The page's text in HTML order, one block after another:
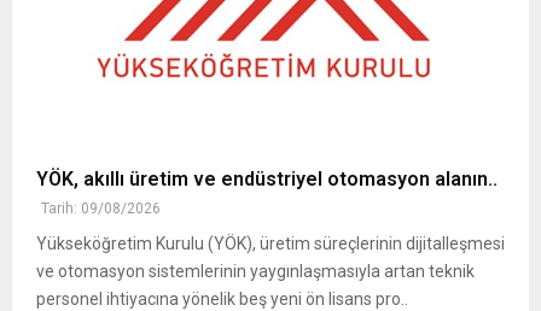
YÖK, akıllı üretim ve endüstriyel otomasyon alanın..
Tarih: 09/08/2026
Yükseköğretim Kurulu (YÖK), üretim süreçlerinin dijitalleşmesi
ve otomasyon sistemlerinin yaygınlaşmasıyla artan teknik
personel ihtiyacına yönelik beş yeni ön lisans pro..